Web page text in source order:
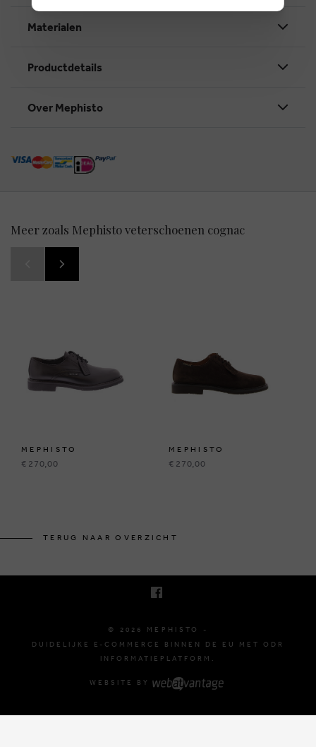
Materialen
Productdetails
Over Mephisto
Meer zoals Mephisto veterschoenen cognac
MEPHISTO
€ 270,00
MEPHISTO
€ 270,00
TERUG NAAR OVERZICHT
© 2026 MEPHISTO -
DUIDELIJKE E-COMMERCE BINNEN DE EU MET ODR
INFORMATIEPLATFORM.
WEBSITE BY